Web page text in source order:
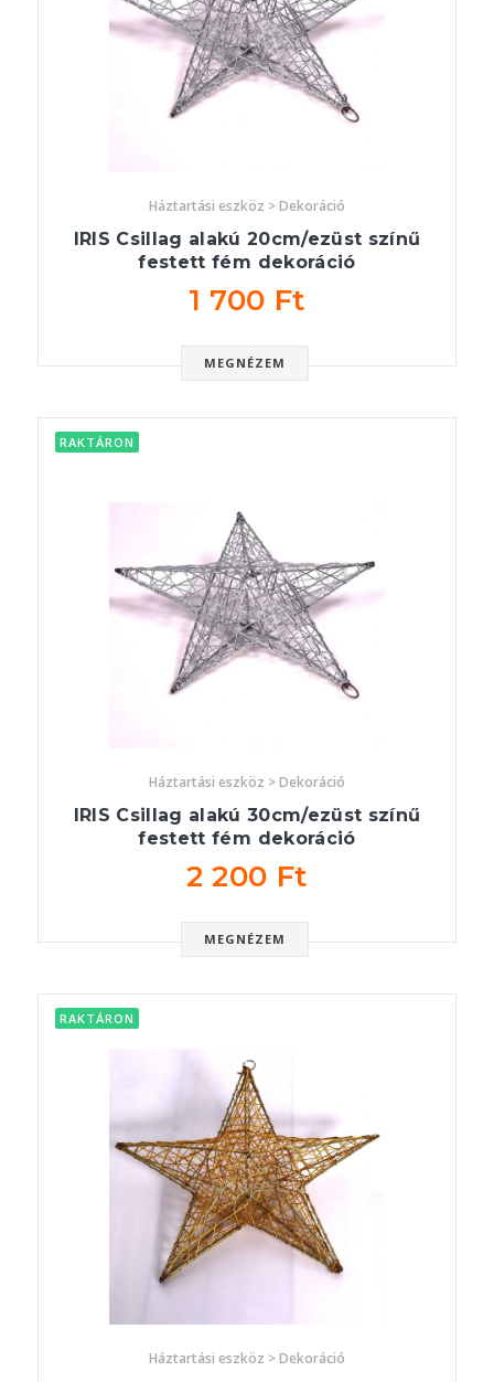
Háztartási eszköz > Dekoráció
IRIS Csillag alakú 20cm/ezüst színű
festett fém dekoráció
1 700 Ft
MEGNÉZEM
RAKTÁRON
Háztartási eszköz > Dekoráció
IRIS Csillag alakú 30cm/ezüst színű
festett fém dekoráció
2 200 Ft
MEGNÉZEM
RAKTÁRON
Háztartási eszköz > Dekoráció